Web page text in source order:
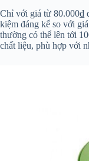
Chỉ với giá từ 80.000₫
kiệm đáng kể so với
thường có thể lên tới
chất liệu, phù hợp với